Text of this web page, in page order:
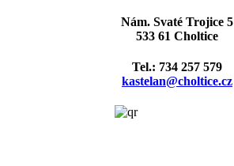
Nám. Svaté Trojice 5
533 61 Choltice
Tel.: 734 257 579
kastelan@choltice.cz